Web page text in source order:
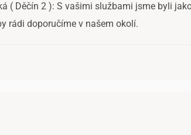
( Děčín 2 ): S vašimi službami jsme byli
rádi doporučíme v našem okolí.